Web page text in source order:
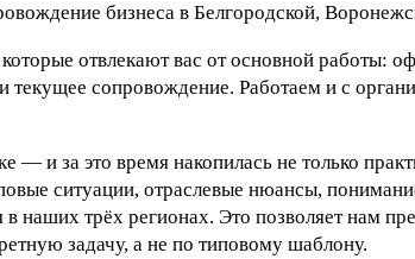
бизнеса в Белгородской,
отвлекают вас от основной работы:
и текущее сопровождение. Работаем и с
— и за это время накопилась не только
ситуации, отраслевые нюансы,
наших трёх регионах. Это позволяет нам
задачу, а не по типовому шаблону.